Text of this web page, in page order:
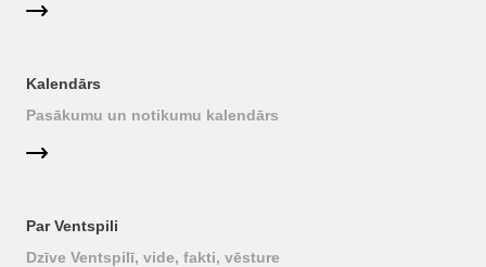
Kalendārs
Pasākumu un notikumu kalendārs
Par Ventspili
Dzīve Ventspilī, vide, fakti, vēsture